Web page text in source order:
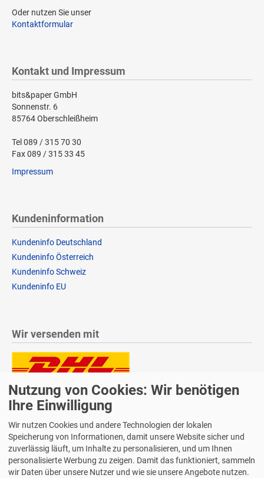
Oder nutzen Sie unser
Kontaktformular
Kontakt und Impressum
bits&paper GmbH
Sonnenstr. 6
85764 Oberschleißheim
Tel 089 / 315 70 30
Fax 089 / 315 33 45
Impressum
Kundeninformation
Kundeninfo Deutschland
Kundeninfo Österreich
Kundeninfo Schweiz
Kundeninfo EU
Wir versenden mit
Lieferung auch an Packstationen und Postfilialen
Samstagszustellung
Bequeme Zahlung über Paypal
Nutzung von Cookies: Wir benötigen
Ihre Einwilligung
Wir nutzen Cookies und andere Technologien der lokalen
Speicherung von Informationen, damit unsere Website sicher und
zuverlässig läuft, um Inhalte zu personalisieren, und um Ihnen
personalisierte Werbung zu zeigen. Damit das funktioniert, sammeln
wir Daten über unsere Nutzer und wie sie unsere Angebote nutzen.